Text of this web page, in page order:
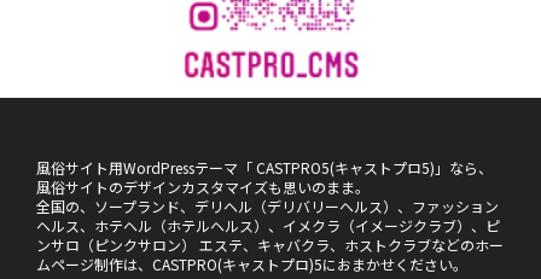
風俗サイト用WordPressテーマ「 CASTPRO5(キャストプロ5)」なら、
風俗サイトのデザインカスタマイズも思いのまま。
全国の、ソープランド、デリヘル（デリバリーヘルス）、ファッション
ヘルス、ホテヘル（ホテルヘルス）、イメクラ（イメージクラブ）、ピ
ンサロ（ピンクサロン） エステ、キャバクラ、ホストクラブなどのホー
ムページ制作は、CASTPRO(キャストプロ)5におまかせください。